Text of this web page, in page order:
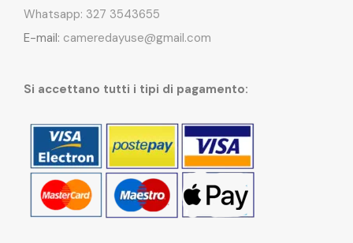
Whatsapp: 327 3543655
E-mail: cameredayuse@gmail.com
Si accettano tutti i tipi di pagamento: